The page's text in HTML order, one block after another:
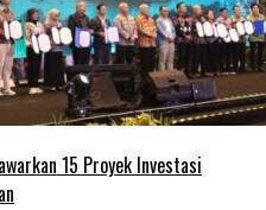
15 Proyek Investasi